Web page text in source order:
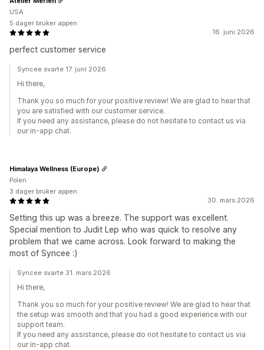
16. juni 2026
perfect customer service
USA
5 dager bruker appen
Syncee svarte 17. juni 2026
Hi there,
Thank you so much for your positive review! We are glad to hear that
you are satisfied with our customer service.
If you need any assistance, please do not hesitate to contact us via
our in-app chat.
30. mars 2026
Setting this up was a breeze. The support was excellent.
Special mention to Judit Lep who was quick to resolve any
problem that we came across. Look forward to making the
most of Syncee :)
Himalaya Wellness (Europe)
Polen
3 dager bruker appen
Syncee svarte 31. mars 2026
Hi there,
Thank you so much for your positive review! We are glad to hear that
the setup was smooth and that you had a good experience with our
support team.
If you need any assistance, please do not hesitate to contact us via
our in-app chat.